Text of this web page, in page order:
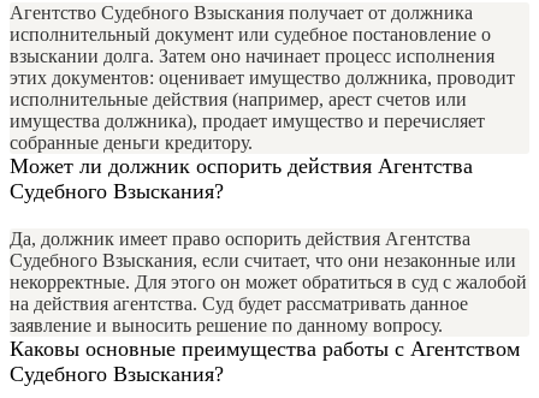
Агентство Судебного Взыскания получает от должника
исполнительный документ или судебное постановление о
взыскании долга. Затем оно начинает процесс исполнения
этих документов: оценивает имущество должника, проводит
исполнительные действия (например, арест счетов или
имущества должника), продает имущество и перечисляет
собранные деньги кредитору.
Может ли должник оспорить действия Агентства
Судебного Взыскания?
Да, должник имеет право оспорить действия Агентства
Судебного Взыскания, если считает, что они незаконные или
некорректные. Для этого он может обратиться в суд с жалобой
на действия агентства. Суд будет рассматривать данное
заявление и выносить решение по данному вопросу.
Каковы основные преимущества работы с Агентством
Судебного Взыскания?